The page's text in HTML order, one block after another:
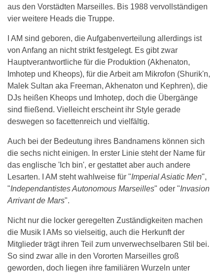
aus den Vorstädten Marseilles. Bis 1988 vervollständigen
vier weitere Heads die Truppe.
I AM sind geboren, die Aufgabenverteilung allerdings ist
von Anfang an nicht strikt festgelegt. Es gibt zwar
Hauptverantwortliche für die Produktion (Akhenaton,
Imhotep und Kheops), für die Arbeit am Mikrofon (Shurik'n,
Malek Sultan aka Freeman, Akhenaton und Kephren), die
DJs heißen Kheops und Imhotep, doch die Übergänge
sind fließend. Vielleicht erscheint ihr Style gerade
deswegen so facettenreich und vielfältig.
Auch bei der Bedeutung ihres Bandnamens können sich
die sechs nicht einigen. In erster Linie steht der Name für
das englische 'Ich bin', er gestattet aber auch andere
Lesarten. I AM steht wahlweise für "Imperial Asiatic Men",
"Independantistes Autonomous Marseilles" oder "Invasion
Arrivant de Mars".
Nicht nur die locker geregelten Zuständigkeiten machen
die Musik I AMs so vielseitig, auch die Herkunft der
Mitglieder trägt ihren Teil zum unverwechselbaren Stil bei.
So sind zwar alle in den Vororten Marseilles groß
geworden, doch liegen ihre familiären Wurzeln unter